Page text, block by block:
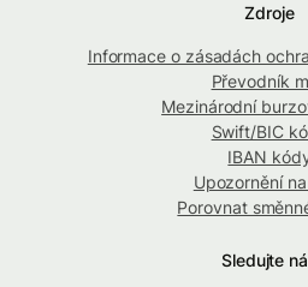
Zdroje
Informace o zásadách
Převodník
Mezinárodní
Swift/BIC
IBAN
Upozornění
Porovnat
Sledujte